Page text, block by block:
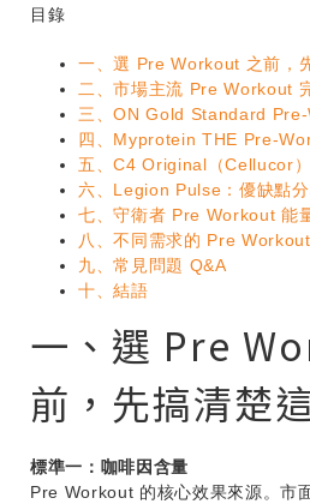
目錄
一、選 Pre Workout 之前，
二、市場主流 Pre Workout
三、ON Gold Standard
四、Myprotein THE Pre-
五、C4 Original（Cellucor
六、Legion Pulse：優缺點
七、守衛者 Pre Workout 能
八、不同需求的 Pre
九、常見問題 Q&A
十、結語
一、選 Pre
前，先搞清楚
標準一：咖啡因含量
Pre Workout 的核心效果來源。市